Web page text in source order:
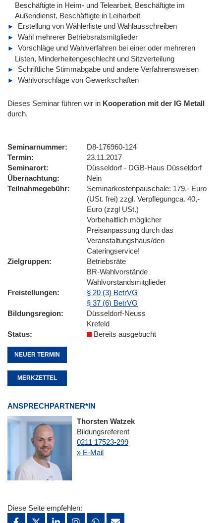
Beschäftigte in Heim- und Telearbeit, Beschäftigte im
Außendienst, Beschäftigte in Leiharbeit
Erstellung von Wählerliste und Wahlausschreiben
Wahl mehrerer Betriebsratsmitglieder
Vorschläge und Wahlverfahren bei einer oder mehreren
Listen, Minderheitengeschlecht und Sitzverteilung
Schriftliche Stimmabgabe und andere Verfahrensweisen
Wahlvorschläge von Gewerkschaften
Dieses Seminar führen wir in Kooperation mit der IG Metall
durch.
Seminarnummer
D8-176960-124
Termin
23.11.2017
Seminarort
Düsseldorf - DGB-Haus Düsseldorf
Übernachtung
Nein
Teilnahmegebühr
Seminarkostenpauschale: 179,- Euro
(USt. frei) zzgl. Verpflegungca. 40,-
Euro (zzgl USt.)
Vorbehaltlich möglicher
Preisanpassung durch das
Veranstaltungshaus/den
Cateringservice!
Zielgruppen
Betriebsräte
BR-Wahlvorstände
Wahlvorstandsmitglieder
Freistellungen
§ 20 (3) BetrVG
§ 37 (6) BetrVG
Bildungsregion
Düsseldorf-Neuss
Krefeld
Status
Bereits ausgebucht
NEUER TERMIN
MERKZETTEL
ANSPRECHPARTNER*IN
Thorsten Watzek
Bildungsreferent
0211 17523-299
» E-Mail
Diese Seite empfehlen: